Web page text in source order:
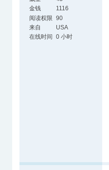
金钱
1116
阅读权限 90
来自
USA
在线时间
0 小时